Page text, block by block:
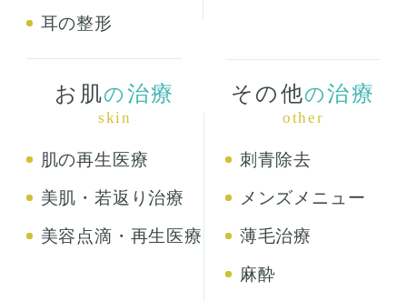
耳の整形
お肌の 治療
skin
肌の再生医療
美肌・若返り治療
美容点滴・再生医療
その他の治療
other
刺青除去
メンズメニュー
薄毛治療
麻酔